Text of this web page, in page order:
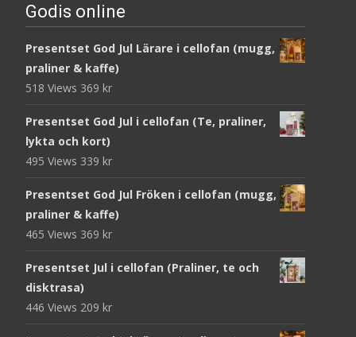
Godis online
Presentset God Jul Lärare i cellofan (mugg,
praliner & kaffe)
518 Views 369 kr
Presentset God Jul i cellofan (Te, praliner,
lykta och kort)
495 Views 339 kr
Presentset God Jul Fröken i cellofan (mugg,
praliner & kaffe)
465 Views 369 kr
Presentset Jul i cellofan (Praliner, te och
disktrasa)
446 Views 209 kr